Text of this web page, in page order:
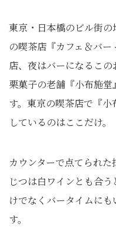
東京・日本橋のビル街
の喫茶店『カフェ＆バ
店、夜はバーになるこ
栗菓子の老舗『小布施
す。東京の喫茶店で『
しているのはここだけ。
カウンターで点てられた
じつは白ワインとも合
けでなくバータイムに
す。